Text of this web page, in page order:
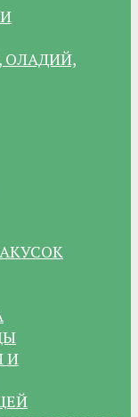
ОЛАДИЙ,
И